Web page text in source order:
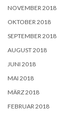
NOVEMBER 2018
OKTOBER 2018
SEPTEMBER 2018
AUGUST 2018
JUNI 2018
MAI 2018
MÄRZ 2018
FEBRUAR 2018